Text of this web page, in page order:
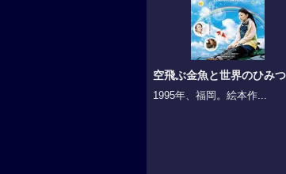
空飛ぶ金魚と世界のひみつ
1995年、福岡。絵本作...